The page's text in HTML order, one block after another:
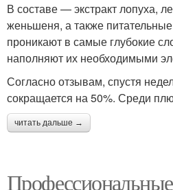
В составе — экстракт лопуха,
женьшеня, а также
проникают в самые глубокие
наполняют их необходимыми
Согласно отзывам, спустя
сокращается на 50%. Среди
читать дальше →
Профессиональные